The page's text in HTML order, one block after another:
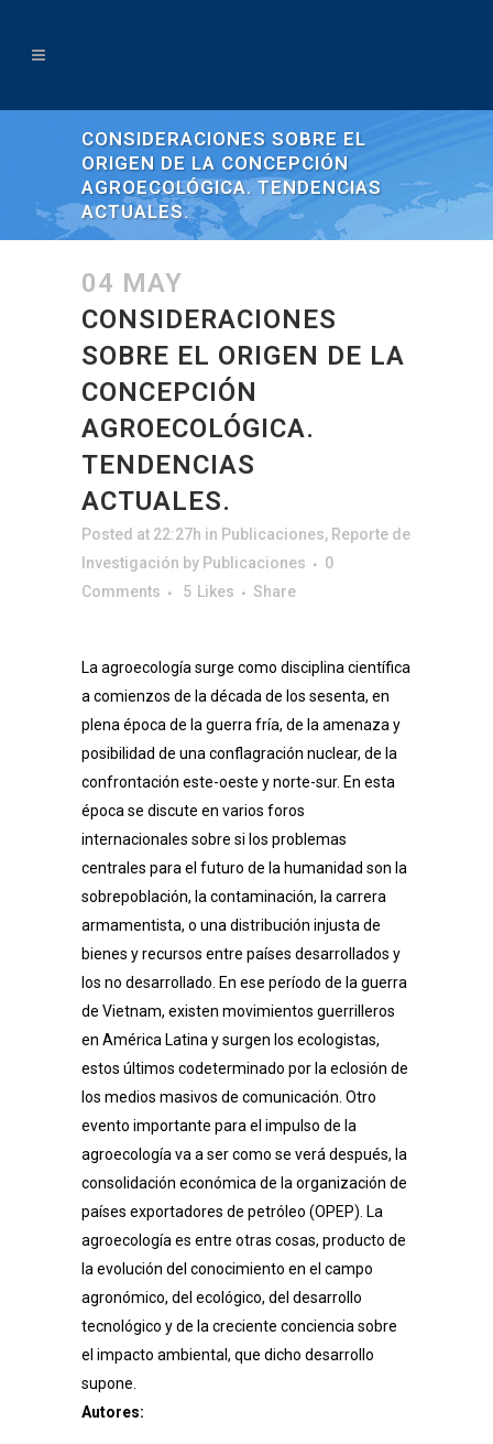
CONSIDERACIONES SOBRE EL
ORIGEN DE LA CONCEPCIÓN
AGROECOLÓGICA. TENDENCIAS
ACTUALES.
04 MAY
CONSIDERACIONES
SOBRE EL ORIGEN DE LA
CONCEPCIÓN
AGROECOLÓGICA.
TENDENCIAS
ACTUALES.
Posted at 22:27h in Publicaciones, Reporte de
Investigación by Publicaciones
0
Comments
5 Likes Share
La agroecología surge como disciplina científica
a comienzos de la década de los sesenta, en
plena época de la guerra fría, de la amenaza y
posibilidad de una conflagración nuclear, de la
confrontación este-oeste y norte-sur. En esta
época se discute en varios foros
internacionales sobre si los problemas
centrales para el futuro de la humanidad son la
sobrepoblación, la contaminación, la carrera
armamentista, o una distribución injusta de
bienes y recursos entre países desarrollados y
los no desarrollado. En ese período de la guerra
de Vietnam, existen movimientos guerrilleros
en América Latina y surgen los ecologistas,
estos últimos codeterminado por la eclosión de
los medios masivos de comunicación. Otro
evento importante para el impulso de la
agroecología va a ser como se verá después, la
consolidación económica de la organización de
países exportadores de petróleo (OPEP). La
agroecología es entre otras cosas, producto de
la evolución del conocimiento en el campo
agronómico, del ecológico, del desarrollo
tecnológico y de la creciente conciencia sobre
el impacto ambiental, que dicho desarrollo
supone.
Autores: